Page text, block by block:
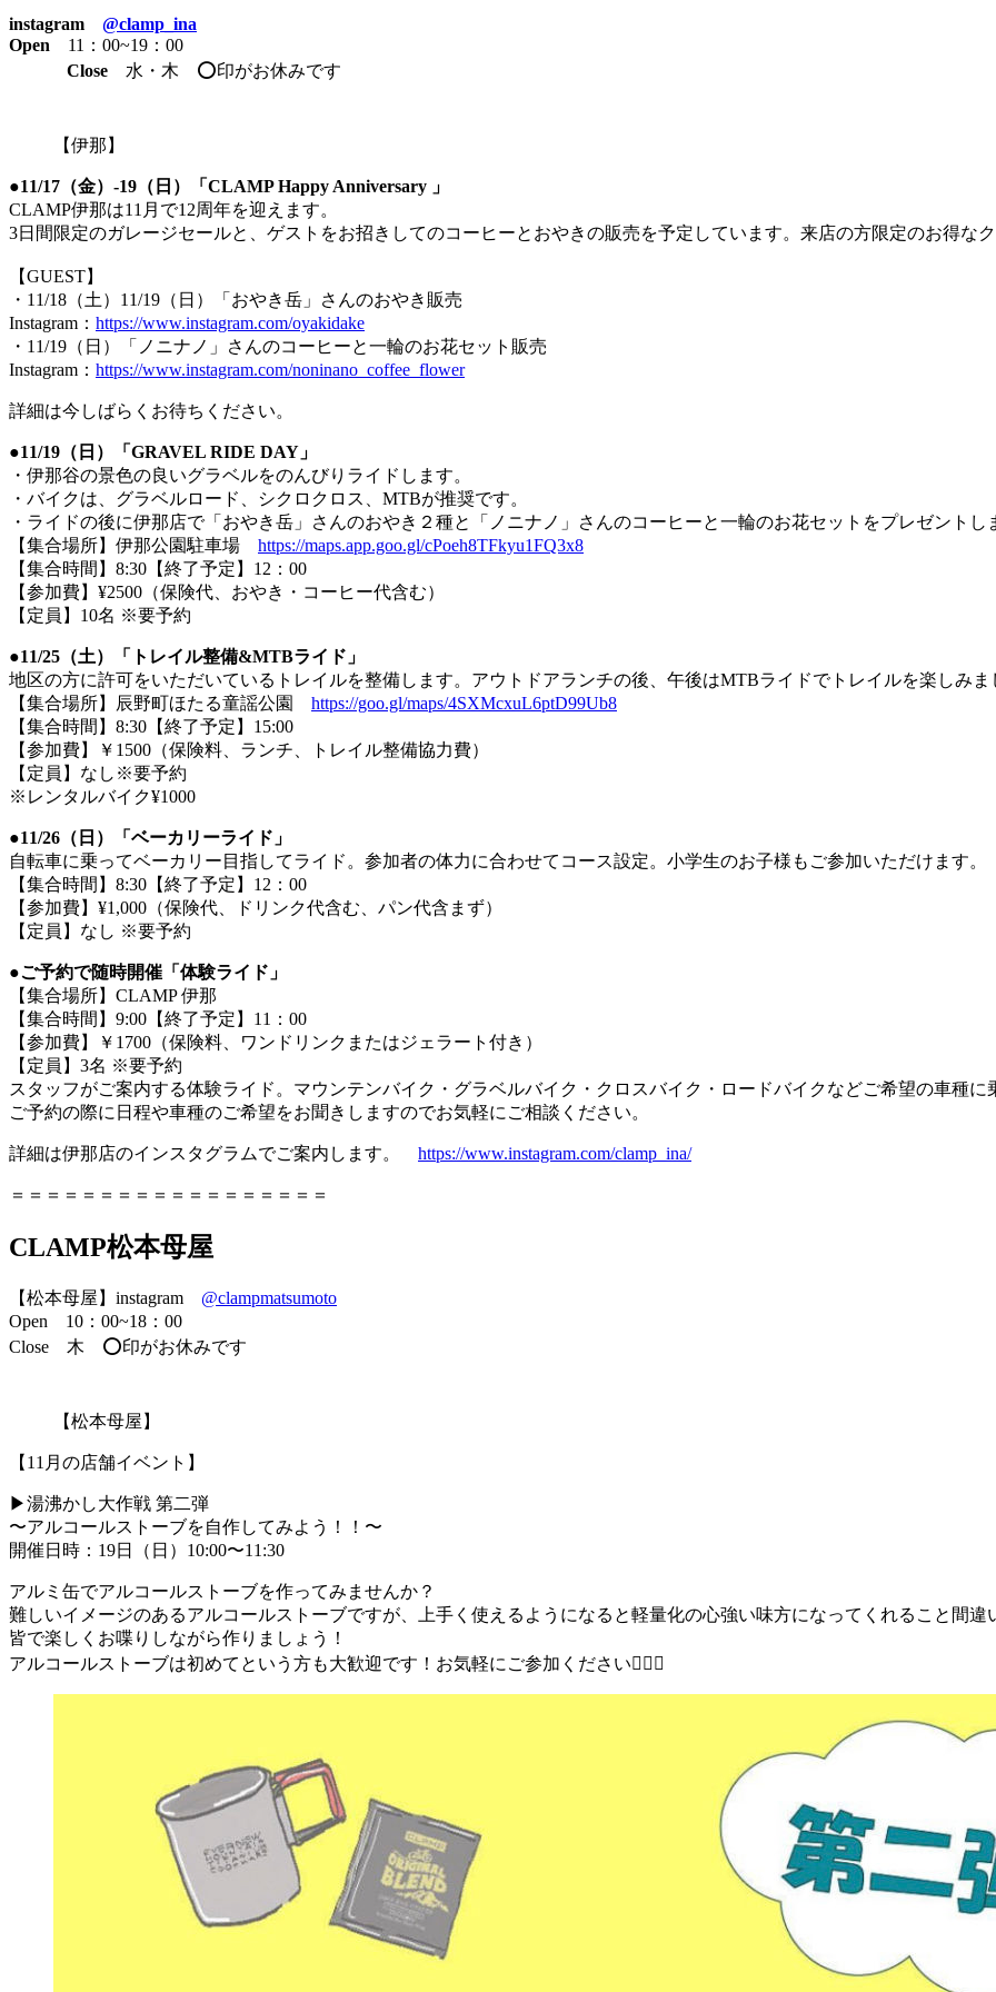
instagram @clamp_ina
Open 11：00~19：00
Close 水・木 ⭕️印がお休みです
【伊那】
●11/17（金）-19（日）「CLAMP Happy Anniversary 」
CLAMP伊那は11月で12周年を迎えます。
3日間限定のガレージセールと、ゲストをお招きしてのコーヒーとおやきの販売を予定しています。来店の方限定のお得なク
【GUEST】
・11/18（土）11/19（日）「おやき岳」さんのおやき販売
Instagram： https://www.instagram.com/oyakidake
・11/19（日）「ノニナノ」さんのコーヒーと一輪のお花セット販売
Instagram： https://www.instagram.com/noninano_coffee_flower
詳細は今しばらくお待ちください。
●11/19（日）「GRAVEL RIDE DAY」
・伊那谷の景色の良いグラベルをのんびりライドします。
・バイクは、グラベルロード、シクロクロス、MTBが推奨です。
・ライドの後に伊那店で「おやき岳」さんのおやき２種と「ノニナノ」さんのコーヒーと一輪のお花セットをプレゼントし
【集合場所】伊那公園駐車場 https://maps.app.goo.gl/cPoeh8TFkyu1FQ3x8
【集合時間】8:30【終了予定】12：00
【参加費】¥2500（保険代、おやき・コーヒー代含む）
【定員】10名 ※要予約
●11/25（土）「トレイル整備&MTBライド」
地区の方に許可をいただいているトレイルを整備します。アウトドアランチの後、午後はMTBライドでトレイルを楽しみま
【集合場所】辰野町ほたる童謡公園 https://goo.gl/maps/4SXMcxuL6ptD99Ub8
【集合時間】8:30【終了予定】15:00
【参加費】￥1500（保険料、ランチ、トレイル整備協力費）
【定員】なし※要予約
※レンタルバイク¥1000
●11/26（日）「ベーカリーライド」
自転車に乗ってベーカリー目指してライド。参加者の体力に合わせてコース設定。小学生のお子様もご参加いただけます。
【集合時間】8:30【終了予定】12：00
【参加費】¥1,000（保険代、ドリンク代含む、パン代含まず）
【定員】なし ※要予約
●ご予約で随時開催「体験ライド」
【集合場所】CLAMP 伊那
【集合時間】9:00【終了予定】11：00
【参加費】￥1700（保険料、ワンドリンクまたはジェラート付き）
【定員】3名 ※要予約
スタッフがご案内する体験ライド。マウンテンバイク・グラベルバイク・クロスバイク・ロードバイクなどご希望の車種に
ご予約の際に日程や車種のご希望をお聞きしますのでお気軽にご相談ください。
詳細は伊那店のインスタグラムでご案内します。 https://www.instagram.com/clamp_ina/
＝＝＝＝＝＝＝＝＝＝＝＝＝＝＝＝＝＝
CLAMP松本母屋
【松本母屋】instagram @clampmatsumoto
Open 10：00~18：00
Close 木 ⭕️印がお休みです
【松本母屋】
【11月の店舗イベント】
▶湯沸かし大作戦 第二弾
〜アルコールストーブを自作してみよう！！〜
開催日時：19日（日）10:00〜11:30
アルミ缶でアルコールストーブを作ってみませんか？
難しいイメージのあるアルコールストーブですが、上手く使えるようになると軽量化の心強い味方になってくれること間
皆で楽しくお喋りしながら作りましょう！
アルコールストーブは初めてという方も大歓迎です！お気軽にご参加ください🙆🏻‍♀️